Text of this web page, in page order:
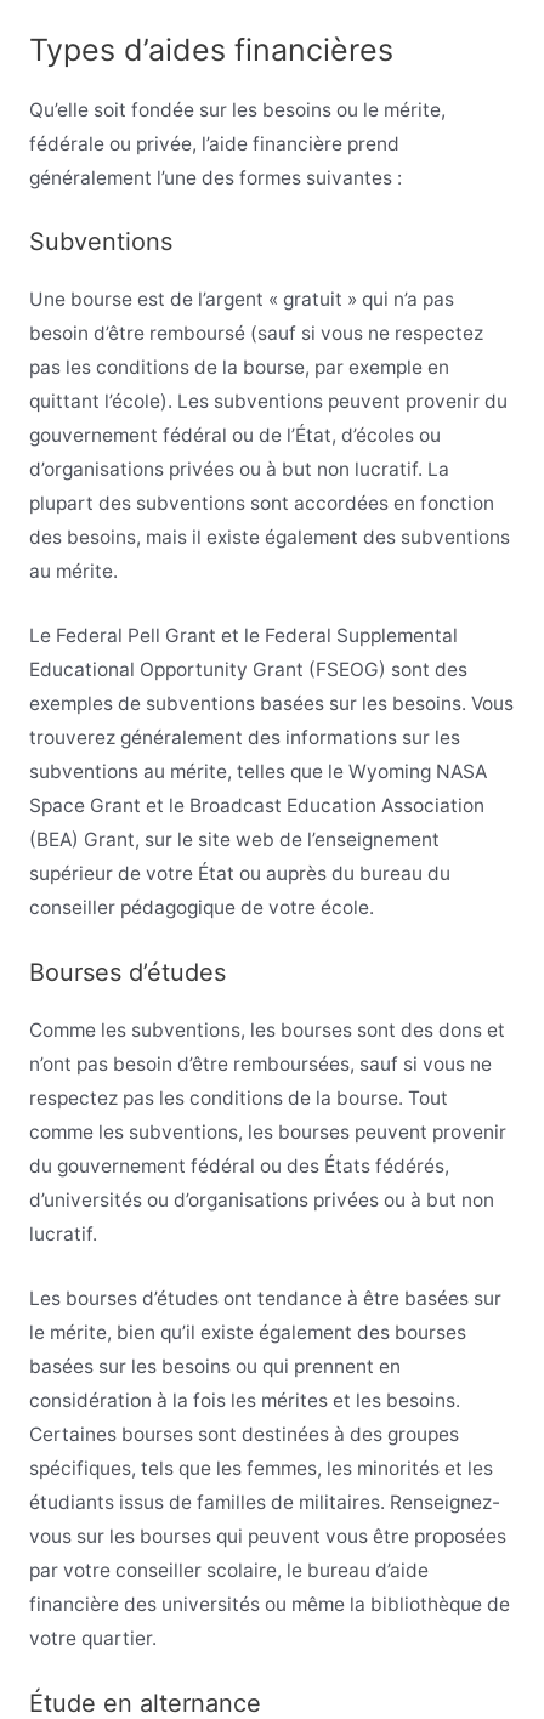
Types d’aides financières
Qu’elle soit fondée sur les besoins ou le mérite,
fédérale ou privée, l’aide financière prend
généralement l’une des formes suivantes :
Subventions
Une bourse est de l’argent « gratuit » qui n’a pas
besoin d’être remboursé (sauf si vous ne respectez
pas les conditions de la bourse, par exemple en
quittant l’école). Les subventions peuvent provenir du
gouvernement fédéral ou de l’État, d’écoles ou
d’organisations privées ou à but non lucratif. La
plupart des subventions sont accordées en fonction
des besoins, mais il existe également des subventions
au mérite.
Le Federal Pell Grant et le Federal Supplemental
Educational Opportunity Grant (FSEOG) sont des
exemples de subventions basées sur les besoins. Vous
trouverez généralement des informations sur les
subventions au mérite, telles que le Wyoming NASA
Space Grant et le Broadcast Education Association
(BEA) Grant, sur le site web de l’enseignement
supérieur de votre État ou auprès du bureau du
conseiller pédagogique de votre école.
Bourses d’études
Comme les subventions, les bourses sont des dons et
n’ont pas besoin d’être remboursées, sauf si vous ne
respectez pas les conditions de la bourse. Tout
comme les subventions, les bourses peuvent provenir
du gouvernement fédéral ou des États fédérés,
d’universités ou d’organisations privées ou à but non
lucratif.
Les bourses d’études ont tendance à être basées sur
le mérite, bien qu’il existe également des bourses
basées sur les besoins ou qui prennent en
considération à la fois les mérites et les besoins.
Certaines bourses sont destinées à des groupes
spécifiques, tels que les femmes, les minorités et les
étudiants issus de familles de militaires. Renseignez-
vous sur les bourses qui peuvent vous être proposées
par votre conseiller scolaire, le bureau d’aide
financière des universités ou même la bibliothèque de
votre quartier.
Étude en alternance